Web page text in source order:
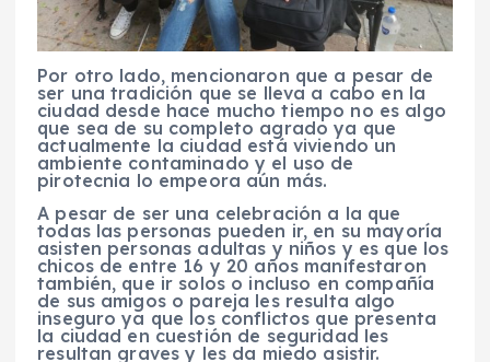
Por otro lado, mencionaron que a pesar de
ser una tradición que se lleva a cabo en la
ciudad desde hace mucho tiempo no es algo
que sea de su completo agrado ya que
actualmente la ciudad está viviendo un
ambiente contaminado y el uso de
pirotecnia lo empeora aún más.
A pesar de ser una celebración a la que
todas las personas pueden ir, en su mayoría
asisten personas adultas y niños y es que los
chicos de entre 16 y 20 años manifestaron
también, que ir solos o incluso en compañía
de sus amigos o pareja les resulta algo
inseguro ya que los conflictos que presenta
la ciudad en cuestión de seguridad les
resultan graves y les da miedo asistir.